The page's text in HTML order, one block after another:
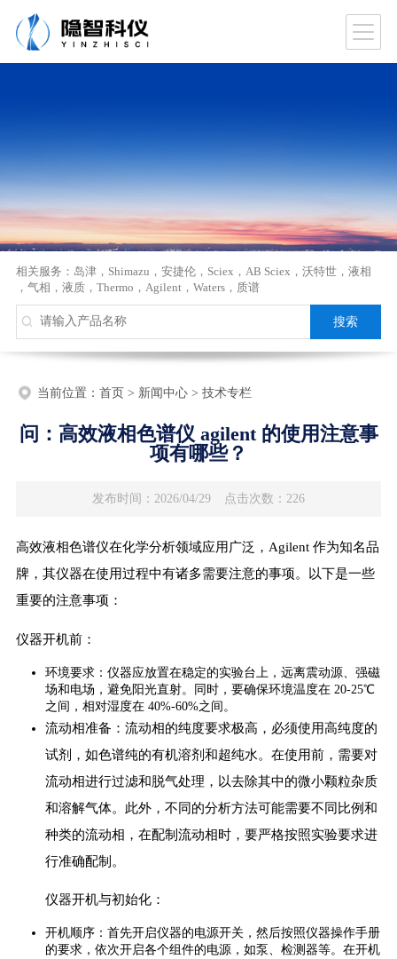
相关服务： 岛津， Shimazu ， 安捷伦， Sciex ， AB Sciex ， 沃特世， 液相
， 气相 ， 液质， Thermo ， Agilent ， Waters， 质谱
当前位置： 首页> 新闻中心> 技术专栏
问：高效液相色谱仪 agilent 的使用注意事
项有哪些？
发布时间：2026/04/29 点击次数：226
高效液相色谱仪在化学分析领域应用广泛，Agilent 作为知名品
牌，其仪器在使用过程中有诸多需要注意的事项。以下是一些
重要的注意事项：
仪器开机前：
环境要求：仪器应放置在稳定的实验台上，远离震动源、强磁
场和电场，避免阳光直射。同时，要确保环境温度在 20-25℃
之间，相对湿度在 40%-60%之间。
流动相准备：流动相的纯度要求极高，必须使用高纯度的
试剂，如色谱纯的有机溶剂和超纯水。在使用前，需要对
流动相进行过滤和脱气处理，以去除其中的微小颗粒杂质
和溶解气体。此外，不同的分析方法可能需要不同比例和
种类的流动相，在配制流动相时，要严格按照实验要求进
行准确配制。
仪器开机与初始化：
开机顺序：首先开启仪器的电源开关，然后按照仪器操作手册
的要求，依次开启各个组件的电源，如泵、检测器等。在开机